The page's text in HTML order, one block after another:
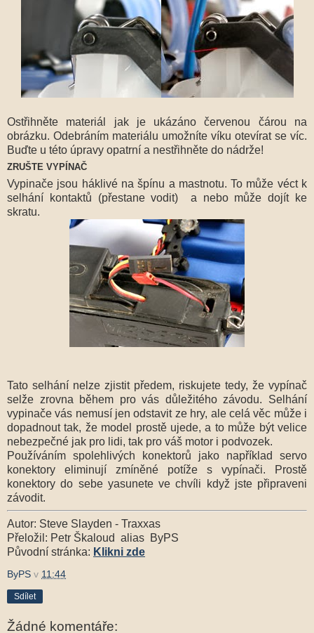
Ostřihněte materiál jak je ukázáno červenou čárou na
obrázku. Odebráním materiálu umožníte víku otevírat se víc.
Buďte u této úpravy opatrní a nestřihněte do nádrže!
ZRUŠTE VYPÍNAČ
Vypinače jsou háklivé na špínu a mastnotu. To může véct k
selhání kontaktů (přestane vodit) a nebo může dojít ke
skratu.
Tato selhání nelze zjistit předem, riskujete tedy, že vypínač
selže zrovna během pro vás důležitého závodu. Selhání
vypinače vás nemusí jen odstavit ze hry, ale celá věc může i
dopadnout tak, že model prostě ujede, a to může být velice
nebezpečné jak pro lidi, tak pro váš motor i podvozek.
Používáním spolehlivých konektorů jako například servo
konektory eliminují zmíněné potíže s vypínači. Prostě
konektory do sebe yasunete ve chvíli když jste připraveni
závodit.
Autor: Steve Slayden - Traxxas
Přeložil: Petr Škaloud alias ByPS
Původní stránka: Klikni zde
ByPS v 11:44
Sdílet
Žádné komentáře: